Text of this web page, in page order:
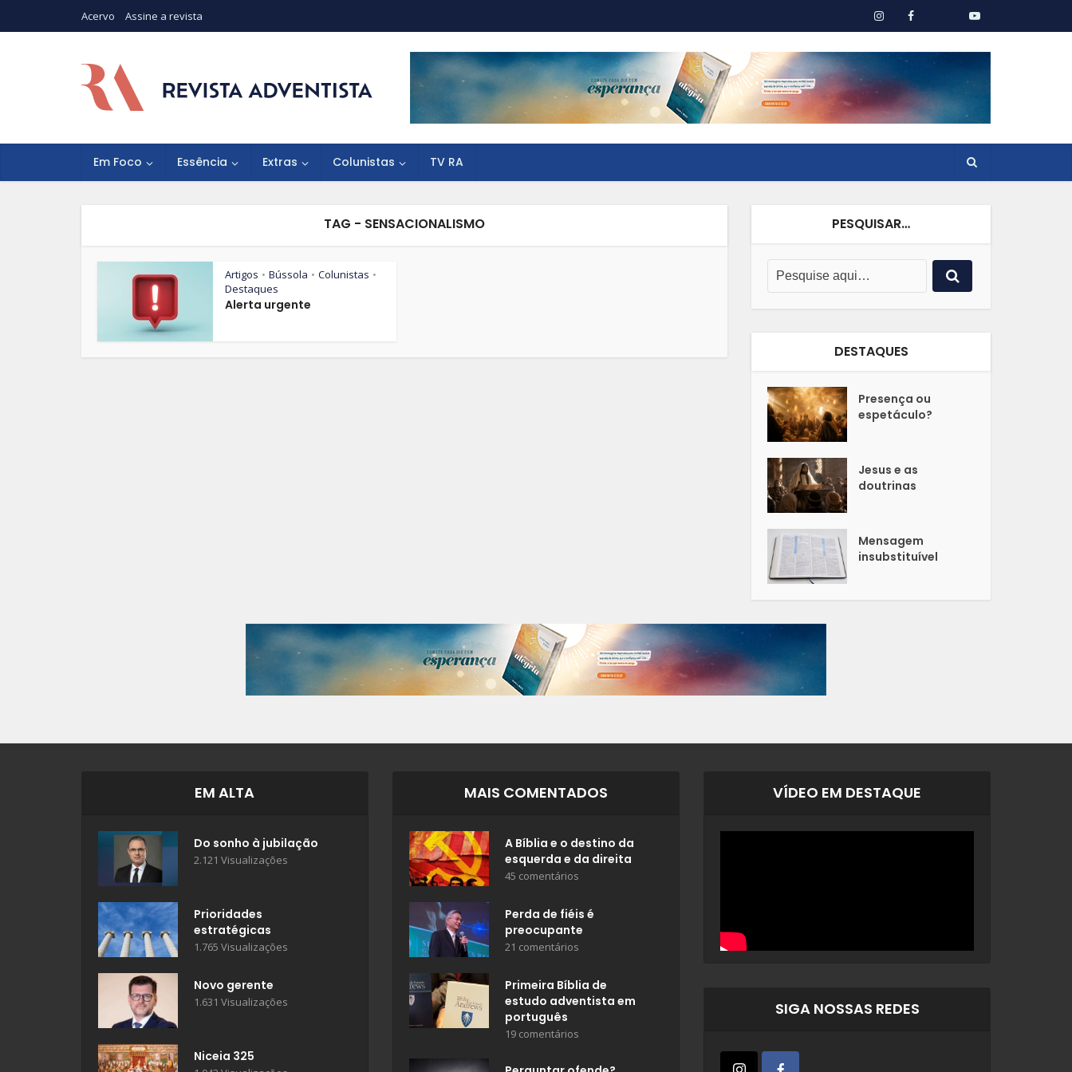
Acervo Assine a revista
Em Foco Essência Extras Colunistas TV RA
TAG - SENSACIONALISMO
Artigos • Bússola • Colunistas •
Destaques
Alerta urgente
PESQUISAR…
DESTAQUES
Presença ou
espetáculo?
Jesus e as
doutrinas
Mensagem
insubstituível
EM ALTA
Do sonho à jubilação
2.121 Visualizações
Prioridades
estratégicas
1.765 Visualizações
Novo gerente
1.631 Visualizações
Niceia 325
MAIS COMENTADOS
A Bíblia e o destino da
esquerda e da direita
45 comentários
Perda de fiéis é
preocupante
21 comentários
Primeira Bíblia de
estudo adventista em
português
19 comentários
VÍDEO EM DESTAQUE
SIGA NOSSAS REDES